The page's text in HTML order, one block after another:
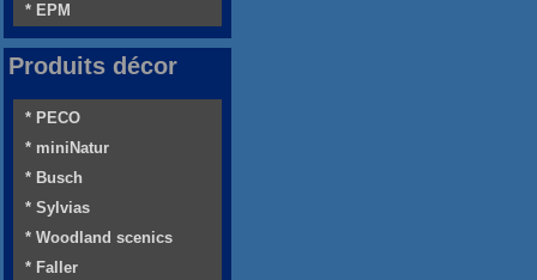
* EPM
Produits décor
* PECO
* miniNatur
* Busch
* Sylvias
* Woodland scenics
* Faller